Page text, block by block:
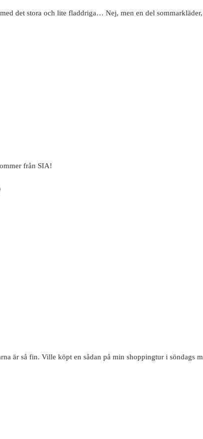
det stora och lite fladdriga… Nej, men en del
från SIA!
är så fin. Ville köpt en sådan på min shoppingtur i söndags